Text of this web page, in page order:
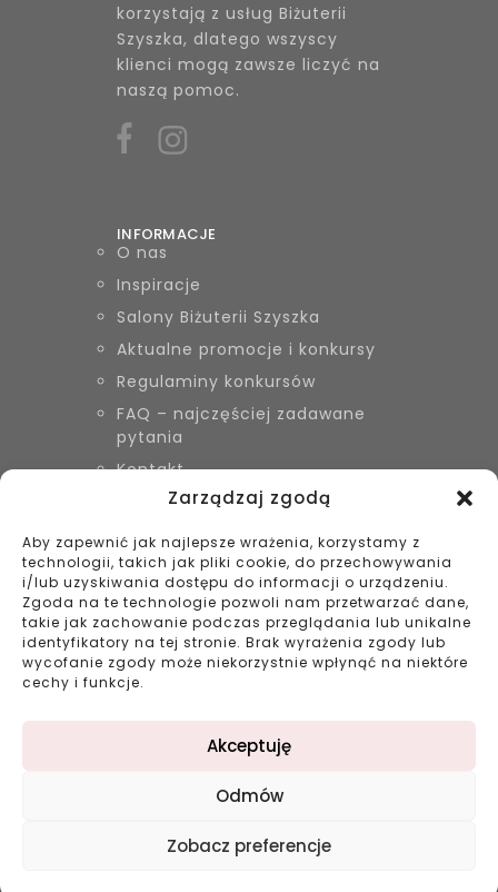
Zarządzaj zgodą
Aby zapewnić jak najlepsze wrażenia, korzystamy z
technologii, takich jak pliki cookie, do przechowywania
i/lub uzyskiwania dostępu do informacji o urządzeniu.
Zgoda na te technologie pozwoli nam przetwarzać dane,
takie jak zachowanie podczas przeglądania lub unikalne
identyfikatory na tej stronie. Brak wyrażenia zgody lub
wycofanie zgody może niekorzystnie wpłynąć na niektóre
cechy i funkcje.
Akceptuję
Odmów
Zobacz preferencje
korzystają z usług Biżuterii
Szyszka, dlatego wszyscy
klienci mogą zawsze liczyć na
naszą pomoc.
INFORMACJE
O nas
Inspiracje
Salony Biżuterii Szyszka
Aktualne promocje i konkursy
Regulaminy konkursów
FAQ – najczęściej zadawane
pytania
Kontakt
KONTAKT
Biżuteria Szyszka Sieradz,
Zduńska Wola, Łask
799 038 980
43 695 80 11
kontakt@bizuteriaszyszka.pl
Projekt: double-digital.pl